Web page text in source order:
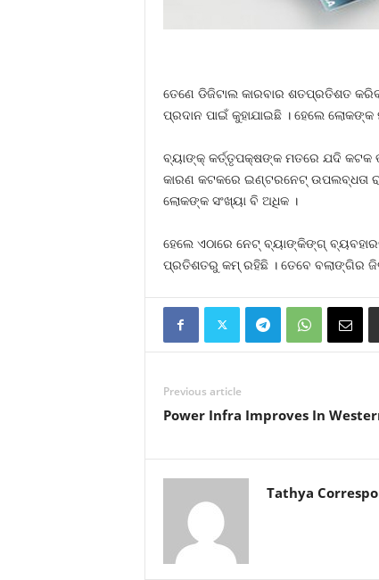
ତେଣେ ଡିଜିଟାଲ କାରବାର ଶତପ୍ରତିଶତ
ପ୍ରଦାନ ପାଇଁ କୁହାଯାଇଛି । ହେଲେ
ବ୍ୟାଙ୍କ୍‍ କର୍ତ୍ତୃପକ୍ଷଙ୍କ ମତରେ ଯଦି କଟକ
କାରଣ କଟକରେ ଇଣ୍ଟରନେଟ୍‍ ଉପଲବ୍ଧତା
ଲୋକଙ୍କ ସଂଖ୍ୟା ବି ଅଧିକ ।
ହେଲେ ଏଠାରେ ନେଟ୍‍ ବ୍ୟାଙ୍କିଙ୍ଗ୍‍
ପ୍ରତିଶତରୁ କମ୍‍ ରହିଛି । ତେବେ ବଲାଙ୍ଗିର
Previous article
Power Infra Improves In
Tathya